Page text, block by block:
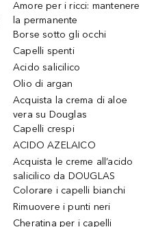
Amore per i ricci: mantenere
la permanente
Borse sotto gli occhi
Capelli spenti
Acido salicilico
Olio di argan
Acquista la crema di aloe
vera su Douglas
Capelli crespi
ACIDO AZELAICO
Acquista le creme all’acido
salicilico da DOUGLAS
Colorare i capelli bianchi
Rimuovere i punti neri
Cheratina per i capelli